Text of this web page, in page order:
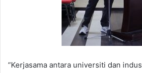
“Kerjasama antara universiti dan